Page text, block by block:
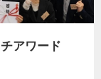
アワード